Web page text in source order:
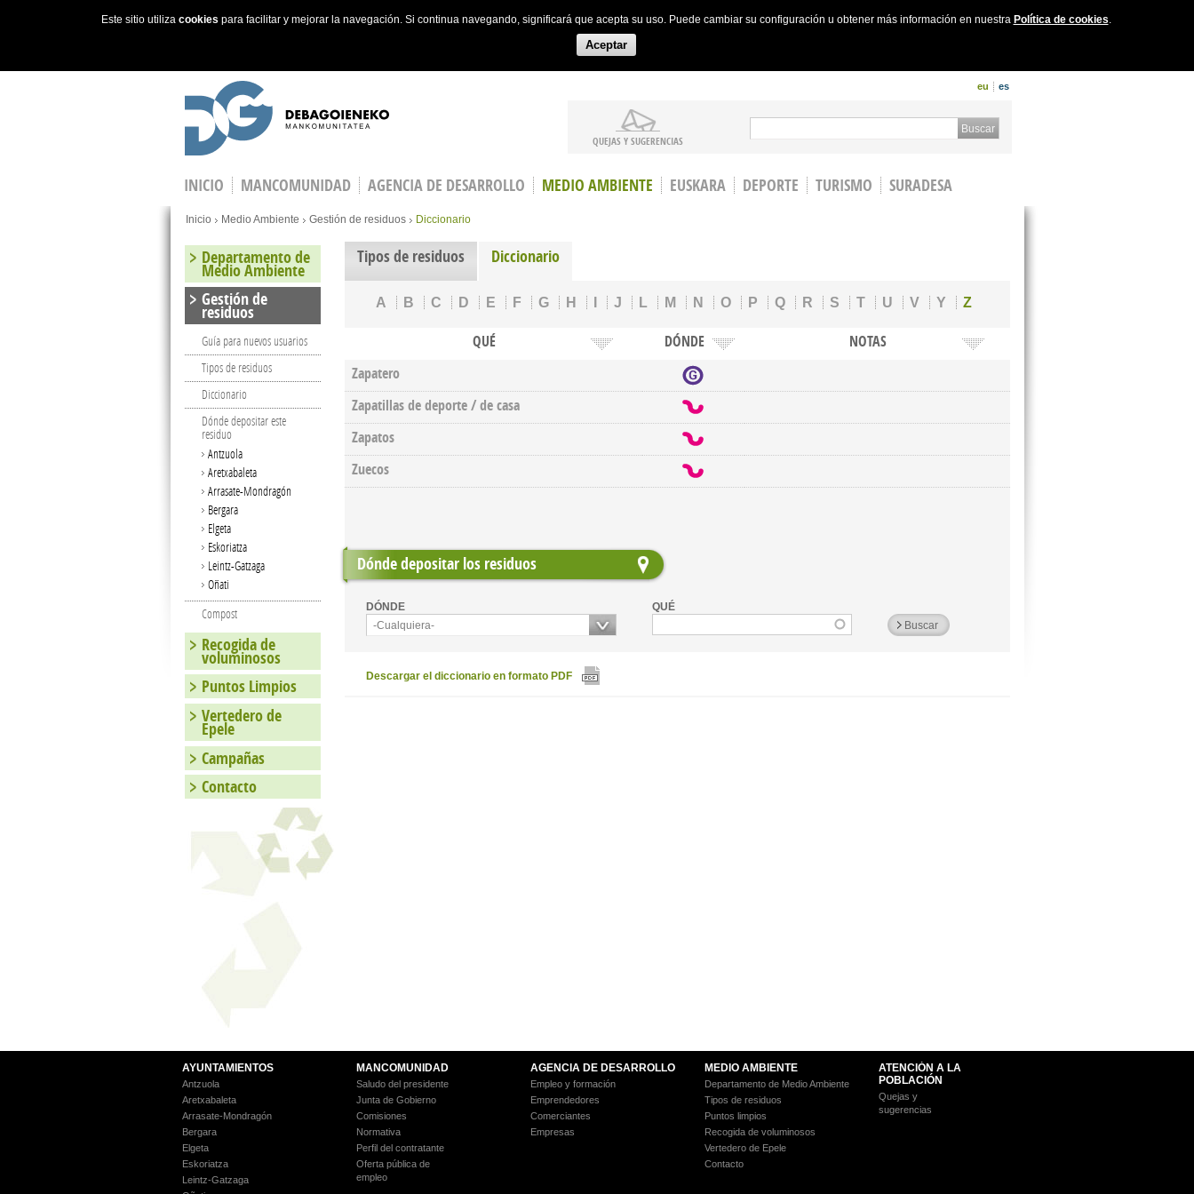
Este sitio utiliza cookies para facilitar y mejorar la navegación. Si continua navegando, significará que acepta su uso. Puede cambiar su configuración u obtener más información en nuestra Política de cookies.
Aceptar
eu es
QUEJAS Y SUGERENCIAS
Search form
INICIO MANCOMUNIDAD AGENCIA DE DESARROLLO MEDIO AMBIENTE EUSKARA DEPORTE TURISMO
SURADESA
You are here
Inicio Medio Ambiente Gestión de residuos Diccionario
Tipos de residuos Diccionario
A B C D E F G H J L M N O P Q R S T U V Y Z
QUÉ DÓNDE
NOTAS
Zapatero
Zapatillas de deporte / de casa
Zapatos
Zuecos
Dónde depositar los residuos
DÓNDE
-Cualquiera-
QUÉ
Descargar el diccionario en formato PDF
Departamento de
Medio Ambiente
Gestión de
residuos
Guía para nuevos usuarios
Tipos de residuos
Diccionario
Dónde depositar este
residuo
Antzuola
Aretxabaleta
Arrasate-Mondragón
Bergara
Elgeta
Eskoriatza
Leintz-Gatzaga
Oñati
Compost
Recogida de
voluminosos
Puntos Limpios
Vertedero de
Epele
Campañas
Contacto
AYUNTAMIENTOS
Antzuola
Aretxabaleta
Arrasate-Mondragón
Bergara
Elgeta
Eskoriatza
Leintz-Gatzaga
MANCOMUNIDAD
Saludo del presidente
Junta de Gobierno
Comisiones
Normativa
Perfil del contratante
Oferta pública de
empleo
AGENCIA DE DESARROLLO
Empleo y formación
Emprendedores
Comerciantes
Empresas
MEDIO AMBIENTE
Departamento de Medio Ambiente
Tipos de residuos
Puntos limpios
Recogida de voluminosos
Vertedero de Epele
Contacto
ATENCIÓN A LA
POBLACIÓN
Quejas y
sugerencias